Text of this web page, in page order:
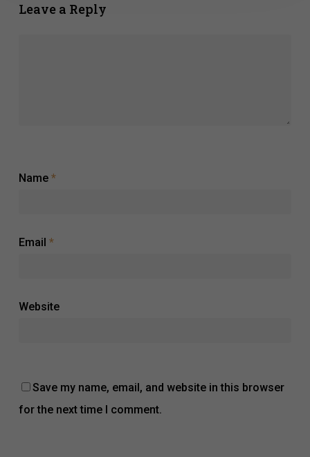
Leave a Reply
Name *
Email *
Website
Save my name, email, and website in this browser
for the next time I comment.